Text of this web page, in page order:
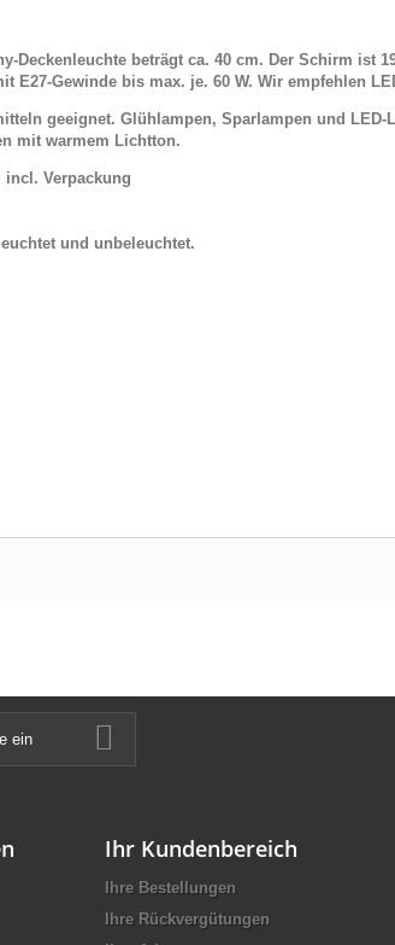
Deckenleuchte beträgt ca. 40 cm. Der Schirm ist
E27-Gewinde bis max. je. 60 W. Wir empfehlen
geeignet. Glühlampen, Sparlampen und
mit warmem Lichtton.
incl. Verpackung
und unbeleuchtet.
Ihr Kundenbereich
Ihre Bestellungen
Ihre Rückvergütungen